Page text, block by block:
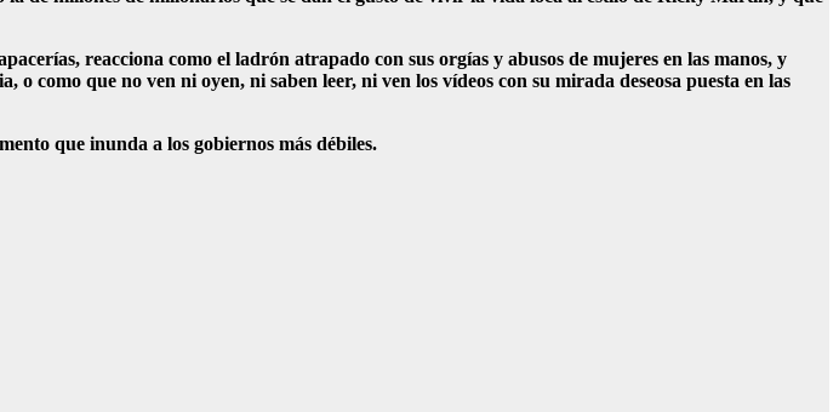
reacciona como el ladrón atrapado con sus orgías y abusos de mujeres en las manos, y
como que no ven ni oyen, ni saben leer, ni ven los vídeos con su mirada deseosa puesta en las
que inunda a los gobiernos más débiles.